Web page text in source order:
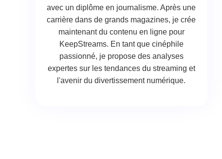
avec un diplôme en journalisme. Après une
carrière dans de grands magazines, je crée
maintenant du contenu en ligne pour
KeepStreams. En tant que cinéphile
passionné, je propose des analyses
expertes sur les tendances du streaming et
l'avenir du divertissement numérique.